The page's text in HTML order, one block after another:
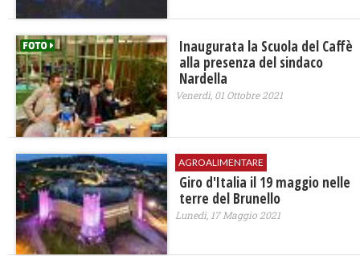
Inaugurata la Scuola del Caffè
alla presenza del sindaco
Nardella
Venerdì, 01 Ottobre 2021
AGROALIMENTARE
Giro d'Italia il 19 maggio nelle
terre del Brunello
Lunedì, 17 Maggio 2021